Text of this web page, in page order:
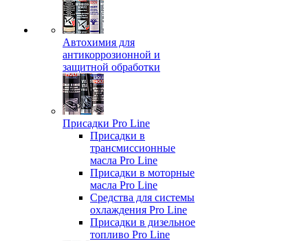
Автохимия для
антикоррозионной и
защитной обработки
Присадки Pro Line
Присадки в
трансмиссионные
масла Pro Line
Присадки в моторные
масла Pro Line
Средства для системы
охлаждения Pro Line
Присадки в дизельное
топливо Pro Line